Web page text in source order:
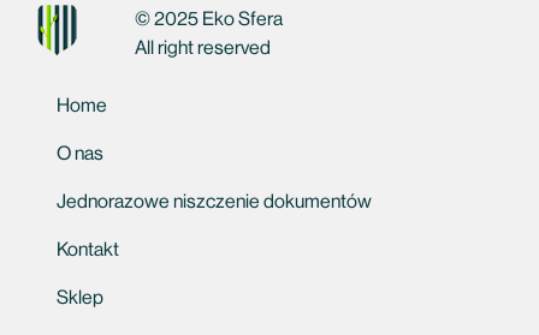
© 2025 Eko Sfera
All right reserved
Home
O nas
Jednorazowe niszczenie dokumentów
Kontakt
Sklep